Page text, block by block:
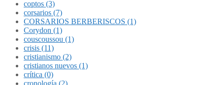
coptos (3)
corsarios (7)
CORSARIOS BERBERISCOS (1)
Corydon (1)
couscoussou (1)
crisis (11)
cristianismo (2)
cristianos nuevos (1)
crítica (0)
cronología (2)